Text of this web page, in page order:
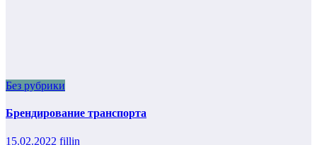
Без рубрики
Брендирование транспорта
15.02.2022 fillin